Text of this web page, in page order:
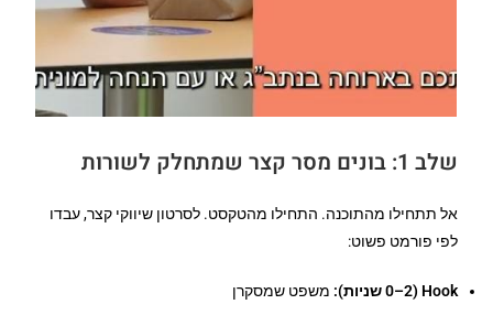
שלב 1: בונים מסר קצר שמתחלק לשורות
אל תתחילו מהתוכנה. התחילו מהטקסט. לסרטון שיווקי קצר, עבדו
לפי פורמט פשוט:
Hook (0–2 שניות): משפט שמסקרן